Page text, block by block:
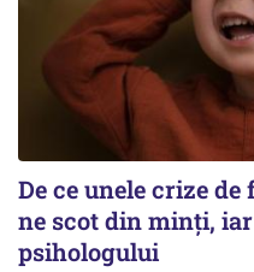
De ce unele crize
ne scot din minți,
psihologului